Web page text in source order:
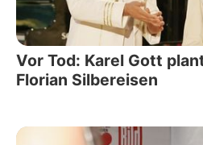
Vor Tod: Karel Gott
Florian Silbereisen